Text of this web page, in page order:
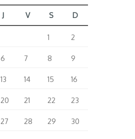
J V S D
1 2
6 7 8 9
13 14 15 16
20 21 22 23
27 28 29 30